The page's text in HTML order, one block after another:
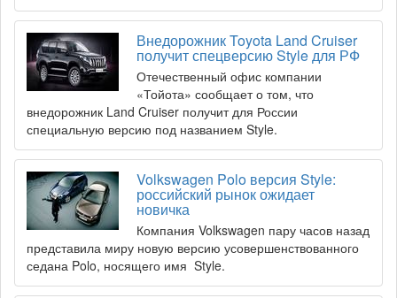
Внедорожник Toyota Land Cruiser
получит спецверсию Style для РФ
Отечественный офис компании
«Тойота» сообщает о том, что
внедорожник Land Cruiser получит для России
специальную версию под названием Style.
Volkswagen Polo версия Style:
российский рынок ожидает
новичка
Компания Volkswagen пару часов назад
представила миру новую версию усовершенствованного
седана Polo, носящего имя Style.